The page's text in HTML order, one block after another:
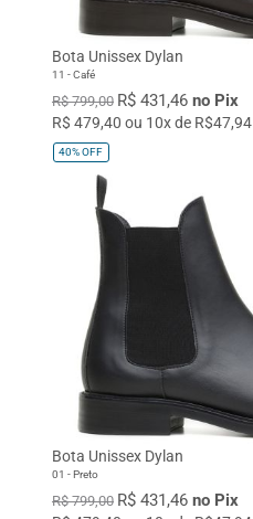
Bota Unissex Dylan
11 - Café
R$ 799,00 R$ 431,46 no Pix
R$ 479,40 ou 10x de R$47,94
40%OFF
Bota Unissex Dylan
01 - Preto
R$ 799,00 R$ 431,46 no Pix